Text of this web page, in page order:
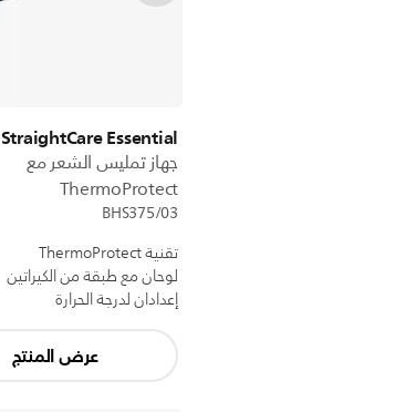
StraightCare Essential
جهاز تمليس الشعر مع
ThermoProtect
BHS375/03
تقنية ThermoProtect
لوحان مع طبقة من الكيراتين
إعدادان لدرجة الحرارة
عرض المنتج